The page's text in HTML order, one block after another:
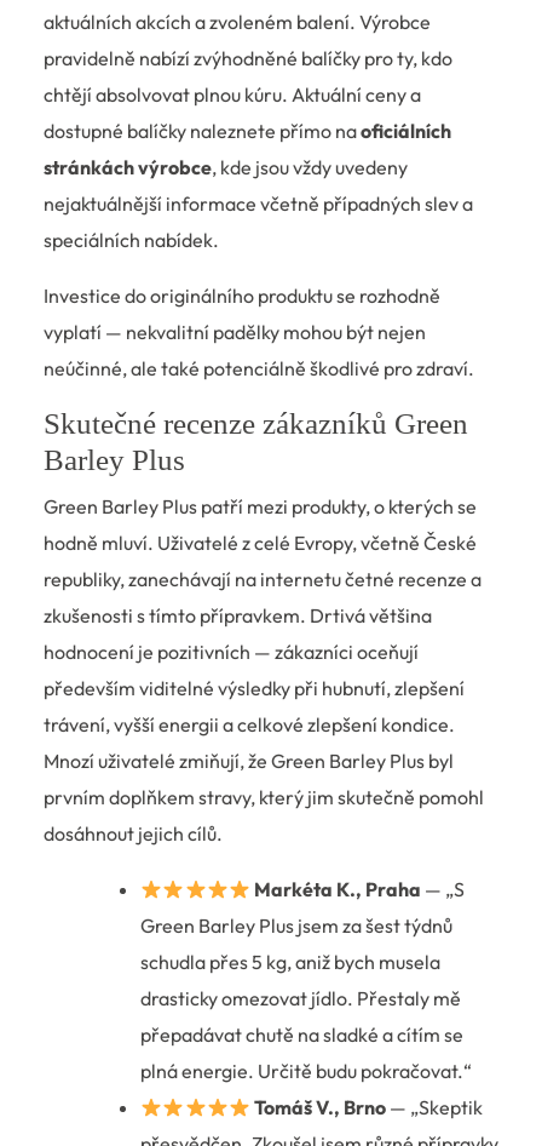
aktuálních akcích a zvoleném balení. Výrobce
pravidelně nabízí zvýhodněné balíčky pro ty, kdo
chtějí absolvovat plnou kúru. Aktuální ceny a
dostupné balíčky naleznete přímo naoficiálních
stránkách výrobce, kde jsou vždy uvedeny
nejaktuálnější informace včetně případných slev a
speciálních nabídek.
Investice do originálního produktu se rozhodně
vyplatí — nekvalitní padělky mohou být nejen
neúčinné, ale také potenciálně škodlivé pro zdraví.
Skutečné recenze zákazníků Green
Barley Plus
Green Barley Plus patří mezi produkty, o kterých se
hodně mluví. Uživatelé z celé Evropy, včetně České
republiky, zanechávají na internetu četné recenze a
zkušenosti s tímto přípravkem. Drtivá většina
hodnocení je pozitivních — zákazníci oceňují
především viditelné výsledky při hubnutí, zlepšení
trávení, vyšší energii a celkové zlepšení kondice.
Mnozí uživatelé zmiňují, že Green Barley Plus byl
prvním doplňkem stravy, který jim skutečně pomohl
dosáhnout jejich cílů.
Markéta K., Praha — „S
Green Barley Plus jsem za šest týdnů
schudla přes 5 kg, aniž bych musela
drasticky omezovat jídlo. Přestaly mě
přepadávat chutě na sladké a cítím se
plná energie. Určitě budu pokračovat.“
Tomáš V., Brno — „Skeptik